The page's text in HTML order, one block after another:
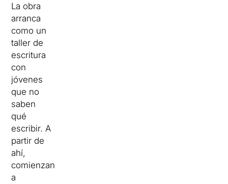
La obra
arranca
como un
taller de
escritura
con
jóvenes
que no
saben
qué
escribir. A
partir de
ahí,
comienzan
a